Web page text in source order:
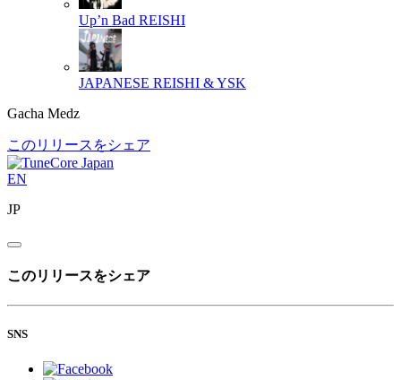
Up’n Bad REISHI
JAPANESE REISHI & YSK
Gacha Medz
このリリースをシェア
EN
JP
このリリースをシェア
SNS